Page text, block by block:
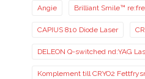
Angie Brilliant Smile™
CAPIUS 810 Diode Laser
DELEON Q-switched nd:YAG
Komplement till CRYO2